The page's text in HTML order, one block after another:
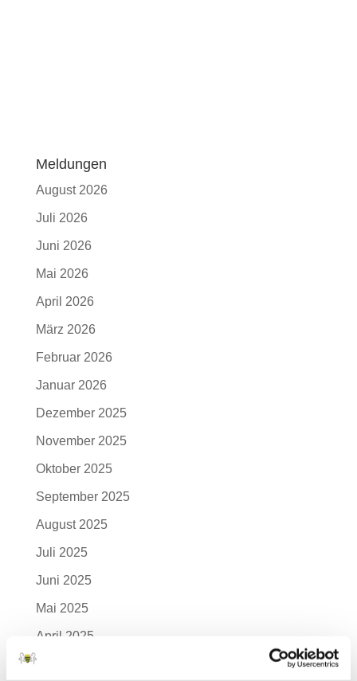
Meldungen
August 2026
Juli 2026
Juni 2026
Mai 2026
April 2026
März 2026
Februar 2026
Januar 2026
Dezember 2025
November 2025
Oktober 2025
September 2025
August 2025
Juli 2025
Juni 2025
Mai 2025
April 2025
März 2025